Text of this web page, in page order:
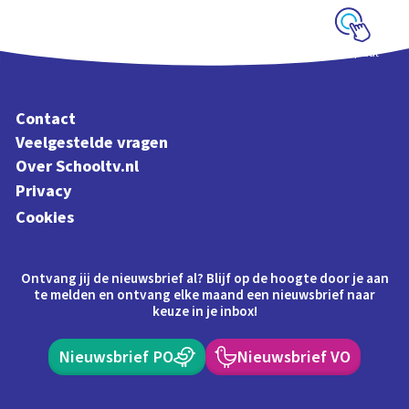
Schoolplaat
Contact
Veelgestelde vragen
Over Schooltv.nl
Privacy
Cookies
Ontvang jij de nieuwsbrief al? Blijf op de hoogte door je aan
te melden en ontvang elke maand een nieuwsbrief naar
keuze in je inbox!
Nieuwsbrief PO Nieuwsbrief VO